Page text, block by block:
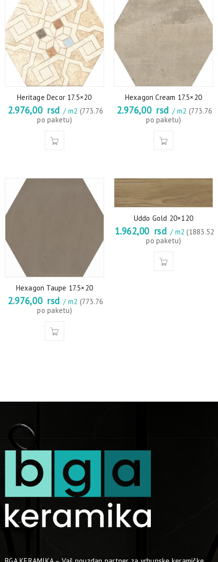
Heritage Decor 17.5×20
2.976,00 rsd / m2 (773.76
po paketu)
Hexagon Cream 17.5×20
2.976,00 rsd / m2 (773.76
po paketu)
Hexagon Taupe 17.5×20
2.976,00 rsd / m2 (773.76
po paketu)
Uddo Gold 20×120
1.962,00 rsd / m2(1883.52
po paketu)